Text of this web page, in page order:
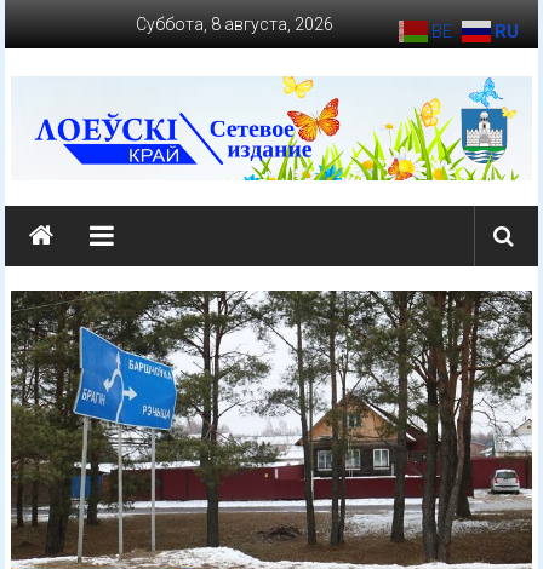
Суббота, 8 августа, 2026
loevkraj.by
Еженедельная
массово-
политическая
газета
BE RU